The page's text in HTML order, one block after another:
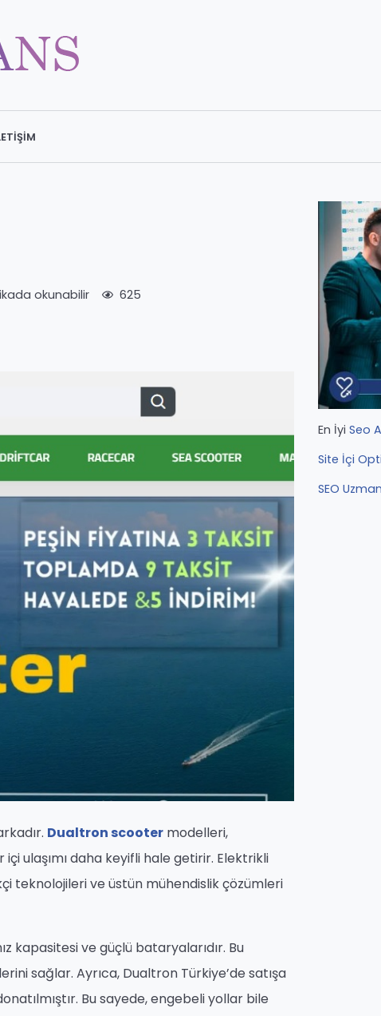
okunabilir 625
Dualtron scooter modelleri,
ulaşımı daha keyifli hale getirir. Elektrikli
teknolojileri ve üstün mühendislik çözümleri
kapasitesi ve güçlü bataryalarıdır. Bu
sağlar. Ayrıca, Dualtron Türkiye’de satışa
Bu sayede, engebeli yollar bile
En İyi Seo
Site İçi
SEO